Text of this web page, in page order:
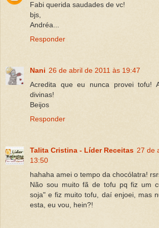
Fabi querida saudades de vc!
bjs,
Andréa...
Responder
Nani 26 de abril de 2011 às 19:47
Acredita que eu nunca provei tofu!
divinas!
Beijos
Responder
Talita Cristina - Líder Receitas 27 de
13:50
hahaha amei o tempo da chocólatra!
Não sou muito fã de tofu pq fiz um
soja" e fiz muito tofu, daí enjoei, mas
esta, eu vou, hein?!